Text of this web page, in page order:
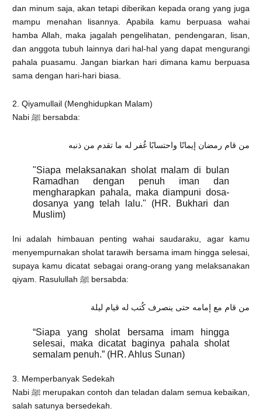
dan minum saja, akan tetapi diberikan kepada orang yang juga
mampu menahan lisannya. Apabila kamu berpuasa wahai
hamba Allah, maka jagalah pengelihatan, pendengaran, lisan,
dan anggota tubuh lainnya dari hal-hal yang dapat mengurangi
pahala puasamu. Jangan biarkan hari dimana kamu berpuasa
sama dengan hari-hari biasa.
2. Qiyamullail (Menghidupkan Malam)
Nabi ﷺ bersabda:
من قام رمضان إيمانًا واحتسابًا غُفر له ما تقدم من ذنبه
"Siapa melaksanakan sholat malam di bulan
Ramadhan dengan penuh iman dan
mengharapkan pahala, maka diampuni dosa-
dosanya yang telah lalu." (HR. Bukhari dan
Muslim)
Ini adalah himbauan penting wahai saudaraku, agar kamu
menyempurnakan sholat tarawih bersama imam hingga selesai,
supaya kamu dicatat sebagai orang-orang yang melaksanakan
qiyam. Rasulullah ﷺ bersabda:
من قام مع إمامه حتى ينصرف كُتب له قيام ليلة
“Siapa yang sholat bersama imam hingga
selesai, maka dicatat baginya pahala sholat
semalam penuh.” (HR. Ahlus Sunan)
3. Memperbanyak Sedekah
Nabi ﷺ merupakan contoh dan teladan dalam semua kebaikan,
salah satunya bersedekah.